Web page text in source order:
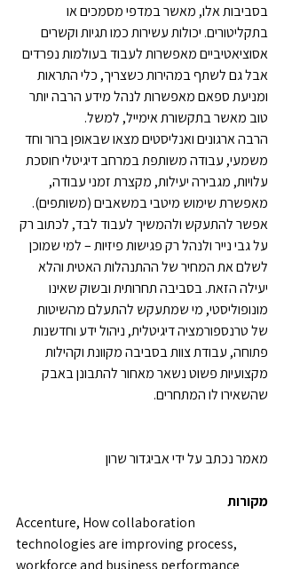
בסביבות אלו, מאשר במדפי מסמכים או
בתקליטורים. יכולות עשירות כמו תגיות וקשרים
אסוציאטיביים מאפשרות לעבוד בעולמות נפרדים
אבל גם לשתף במהירות כשצריך, כלי התראות
ומניעת ספאם מאפשרות לנהל מידע הרבה יותר
טוב מאשר בתקשורת אימייל, למשל.
הרבה ארגונים ואנליסטים מצאו שבאופן ברור וחד
משמעי, עבודה משותפת במרחב דיגיטלי חוסכת
עלויות, מגבירה יעילות, מקצרת זמני עבודה,
מאפשרת שימוש מיטבי במשאבים (משותפים).
אפשר להתעקש ולהמשיך לעבוד לבד, לכתוב רק
על גבי נייר ולנהל רק פגישות פיזיות – למי שמוכן
לשלם את המחיר של ההתנהלות האטית והלא
יעילה הזאת. בסביבה תחרותית ובשוק שאינו
מונופוליסטי, מי שמתעקש להתעלם מהשיטות
של טרנספורמציה דיגיטלית, ניהול ידע וחדשנות
פתוחה, עבודת צוות בסביבה מקוונת וקהילות
מקצועיות פשוט נשאר מאחור להתבונן באבק
שהשאירו לו המתחרים.
מאמר נכתב על ידי אביגדור שרון
מקורות
Accenture, How collaboration
technologies are improving process,
workforce and business performance